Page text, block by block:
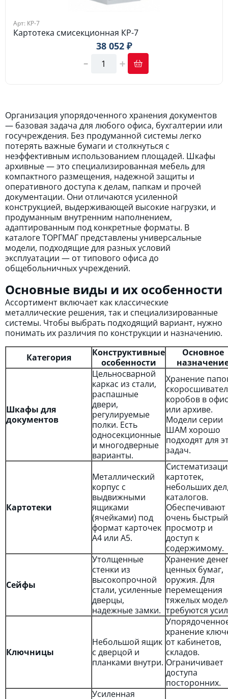
Арт: КР-7
Картотека смисекционная КР-7
38 052 ₽
Организация упорядоченного хранения документов
— базовая задача для любого офиса, бухгалтерии или
госучреждения. Без продуманной системы легко
потерять важные бумаги и столкнуться с
неэффективным использованием площадей. Шкафы
архивные — это специализированная мебель для
компактного размещения, надежной защиты и
оперативного доступа к делам, папкам и прочей
документации. Они отличаются усиленной
конструкцией, выдерживающей высокие нагрузки, и
продуманным внутренним наполнением,
адаптированным под конкретные форматы. В
каталоге ТОРГМАГ представлены универсальные
модели, подходящие для разных условий
эксплуатации — от типового офиса до
общебольничных учреждений.
Основные виды и их особенности
Ассортимент включает как классические
металлические решения, так и специализированные
системы. Чтобы выбрать подходящий вариант, нужно
понимать их различия по конструкции и назначению.
Категория
Конструктивные
особенности
Основное
Шкафы для
документов
Цельносварной
каркас из стали,
распашные
двери,
регулируемые
полки. Есть
односекционные
и многодверные
варианты.
Хранение
коробов в
или архиве.
Модели серии
ШАМ хорошо
подходят для
задач.
Картотеки
Металлический
корпус с
выдвижными
ящиками
(ячейками) под
формат карточек
А4 или А5.
картотек,
небольших
каталогов.
Обеспечивают
очень быстрый
просмотр и
доступ к
содержимому.
Сейфы
Утолщенные
стенки из
высокопрочной
стали, усиленные
дверцы,
надежные замки.
Хранение
ценных бумаг,
оружия. Для
перемещения
тяжелых
требуются
Ключницы
Небольшой ящик
с дверцой и
планками внутри.
хранение
от кабинетов,
складов.
Ограничивает
доступа
посторонних.
Усиленная